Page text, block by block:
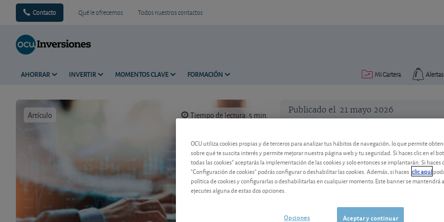
Contacto Qué le ofrecemos Todos nuestros contactos
AHORRAR INVERTIR MOMENTOS CLAVE FORMACIÓN Alertas
Mi Cartera
Artículo Tiempo de lectura: 5 min. Publicado el 21 mayo 2026
Corning, Intesa Sanpaolo,
perspectivas para 2026
Corning, Intesa Sanpaolo, Kraft Heinz
para los inversores. Corning se
Sanpaolo confirma la solidez de su
recuperación y Trigano mejora su
OCU utiliza cookies propias y de terceros para analizar tus hábitos de navegación, lo que permite
sobre qué te suscita interés y permite mejorar nuestra página web y tu seguridad. Si haces clic en el
todas las cookies" aceptarás la implementación de las cookies y solo entonces se implantarán. Si haces
"Configuración de cookies" podrás configurar o deshabilitar las cookies. Además, si haces clic aquí
política de cookies y configurarlas o deshabilitarlas en cualquier momento. Este banner se mantendrá
ejecutes alguna de estas dos opciones.
Aceptar y continuar
Opciones